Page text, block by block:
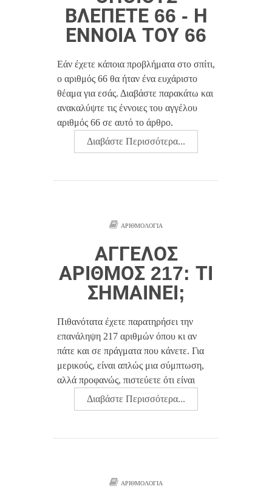
ΒΛΈΠΕΤΕ 66 - Η
ΈΝΝΟΙΑ ΤΟΥ 66
Εάν έχετε κάποια προβλήματα στο σπίτι,
ο αριθμός 66 θα ήταν ένα ευχάριστο
θέαμα για εσάς. Διαβάστε παρακάτω και
ανακαλύψτε τις έννοιες του αγγέλου
αριθμός 66 σε αυτό το άρθρο.
Διαβάστε Περισσότερα...
ΑΡΙΘΜΟΛΟΓΊΑ
ΆΓΓΕΛΟΣ
ΑΡΙΘΜΌΣ 217: ΤΙ
ΣΗΜΑΊΝΕΙ;
Πιθανότατα έχετε παρατηρήσει την
επανάληψη 217 αριθμών όπου κι αν
πάτε και σε πράγματα που κάνετε. Για
μερικούς, είναι απλώς μια σύμπτωση,
αλλά προφανώς, πιστεύετε ότι είναι
Διαβάστε Περισσότερα...
ΑΡΙΘΜΟΛΟΓΊΑ